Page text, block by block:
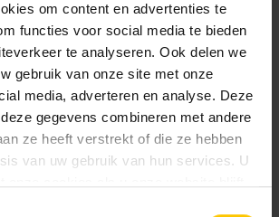
om content en advertenties te
functies voor social media te bieden
te analyseren. Ook delen we
gebruik van onze site met onze
media, adverteren en analyse. Deze
gegevens combineren met andere
ze heeft verstrekt of die ze hebben
van uw gebruik van hun services. U
kunnen hierdoor het hele jaar
van hun tuin. Aan de zijkant van de tuin
elementen. Het 3D effect geeft een
de tuin. Kijk voor meer inspiratie over
en tuinmuurtjes bij ons assortiment